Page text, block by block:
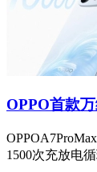
OPPO首款
1500次充放电